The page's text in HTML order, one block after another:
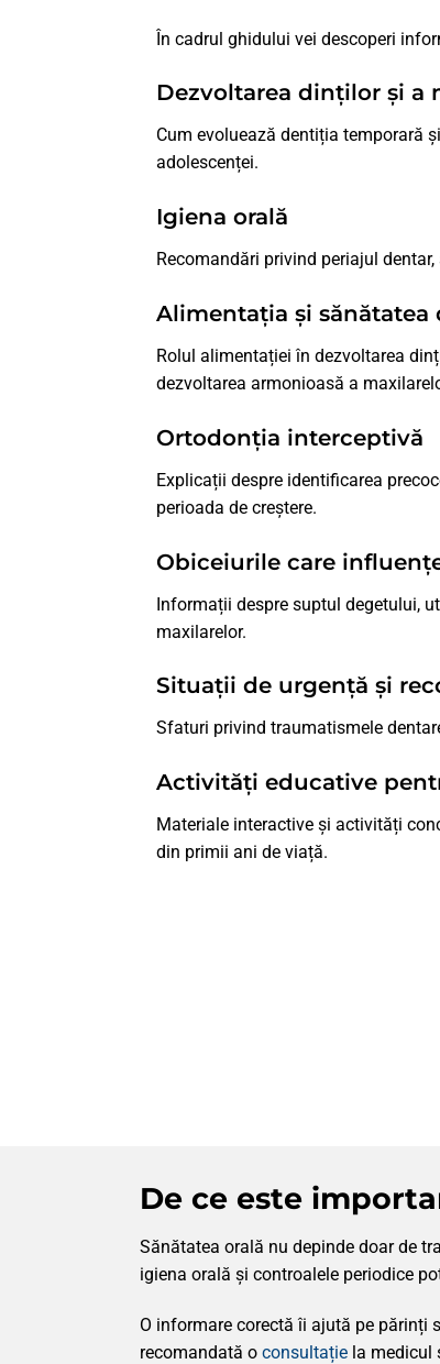
În cadrul ghidului vei descoperi
Dezvoltarea dinților și a
Cum evoluează dentiția temporară
adolescenței.
Igiena orală
Recomandări privind periajul
Alimentația și sănătatea
Rolul alimentației în dezvoltarea
dezvoltarea armonioasă a
Ortodonția interceptivă
Explicații despre identificarea
perioada de creștere.
Obiceiurile care
Informații despre suptul degetului,
maxilarelor.
Situații de urgență și
Sfaturi privind traumatismele
Activități educative
Materiale interactive și activități
din primii ani de viață.
De ce este
Sănătatea orală nu depinde doar de
igiena orală și controalele periodice
O informare corectă îi ajută pe părinți
recomandată o consultație la medicul